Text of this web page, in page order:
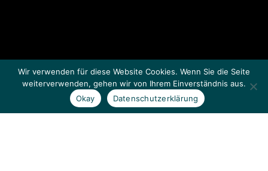
Wir verwenden für diese Website Cookies. Wenn Sie die Seite
weiterverwenden, gehen wir von Ihrem Einverständnis aus.
Okay
Datenschutzerklärung